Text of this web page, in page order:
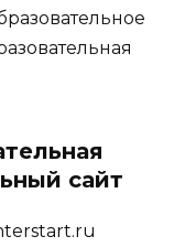
сайт